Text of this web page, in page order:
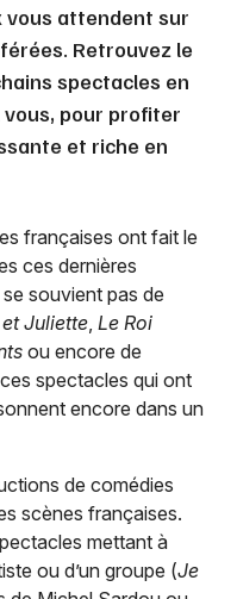
vous attendent sur
Retrouvez le
spectacles en
vous, pour profiter
et riche en
françaises ont fait le
ces dernières
souvient pas de
Juliette, Le Roi
ou encore de
spectacles qui ont
encore dans un
de comédies
scènes françaises.
mettant à
ou d’un groupe (Je